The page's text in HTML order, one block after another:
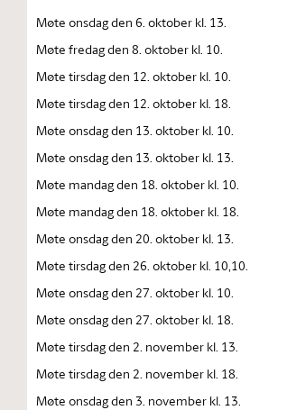
Møte onsdag den 6. oktober kl. 13.
Møte fredag den 8. oktober kl. 10.
Møte tirsdag den 12. oktober kl. 10.
Møte tirsdag den 12. oktober kl. 18.
Møte onsdag den 13. oktober kl. 10.
Møte onsdag den 13. oktober kl. 13.
Møte mandag den 18. oktober kl. 10.
Møte mandag den 18. oktober kl. 18.
Møte onsdag den 20. oktober kl. 13.
Møte tirsdag den 26. oktober kl. 10,10.
Møte onsdag den 27. oktober kl. 10.
Møte onsdag den 27. oktober kl. 18.
Møte tirsdag den 2. november kl. 13.
Møte tirsdag den 2. november kl. 18.
Møte onsdag den 3. november kl. 13.